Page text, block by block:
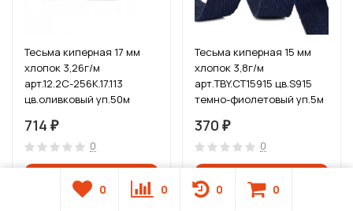
Тесьма киперная 17 мм
хлопок 3,26г/м
арт.12.2С-256К.17.113
цв.оливковый уп.50м
714 ₽
0
Тесьма киперная 15 мм
хлопок 3,8г/м
арт.TBY.CT15915 цв.S915
темно-фиолетовый уп.5м
370 ₽
0
0 0 0 0